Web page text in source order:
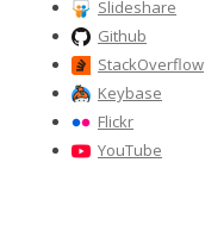
Slideshare
Github
StackOverflow
Keybase
Flickr
YouTube